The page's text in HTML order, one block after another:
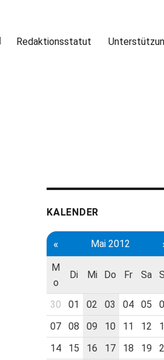
Redaktionsstatut
KALENDER
« Mai 2012
M
o
Di Mi Do Fr Sa
30 01 02 03 04 05
07
08 09 10 11 12
14
15 16 17 18 19